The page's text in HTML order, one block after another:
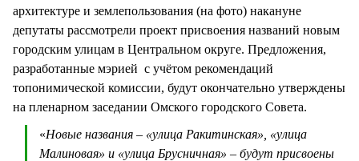
архитектуре и землепользования (на фото) накануне
депутаты рассмотрели проект присвоения названий новым
городским улицам в Центральном округе. Предложения,
разработанные мэрией с учётом рекомендаций
топонимической комиссии, будут окончательно утверждены
на пленарном заседании Омского городского Совета.
«Новые названия – «улица Ракитинская», «улица
Малиновая» и «улица Брусничная» – будут присвоены